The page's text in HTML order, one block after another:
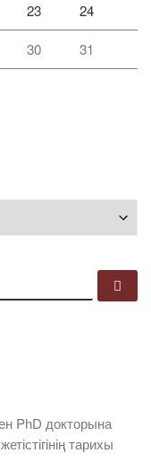
23 24
30
31
PhD докторына
тарихы